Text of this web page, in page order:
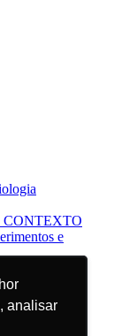
analisar
analisar
CONTEXTO
e